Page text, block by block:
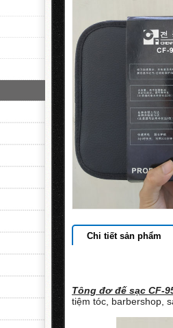
Chi tiết sản phẩm
Tông đơ đế sạc CF-
tiệm tóc, barbershop,